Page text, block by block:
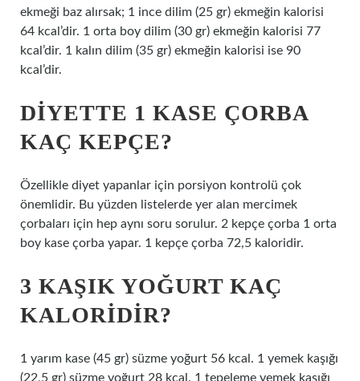
ekmeği baz alırsak; 1 ince dilim (25 gr) ekmeğin kalorisi
64 kcal’dir. 1 orta boy dilim (30 gr) ekmeğin kalorisi 77
kcal’dir. 1 kalın dilim (35 gr) ekmeğin kalorisi ise 90
kcal’dir.
DIYETTE 1 KASE ÇORBA
KAÇ KEPÇE?
Özellikle diyet yapanlar için porsiyon kontrolü çok
önemlidir. Bu yüzden listelerde yer alan mercimek
çorbaları için hep aynı soru sorulur. 2 kepçe çorba 1 orta
boy kase çorba yapar. 1 kepçe çorba 72,5 kaloridir.
3 KAŞIK YOĞURT KAÇ
KALORIDIR?
1 yarım kase (45 gr) süzme yoğurt 56 kcal. 1 yemek kaşığı
(22,5 gr) süzme yoğurt 28 kcal. 1 tepeleme yemek kaşığı